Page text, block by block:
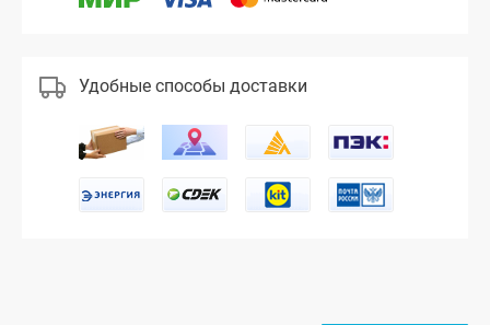
Удобные способы доставки